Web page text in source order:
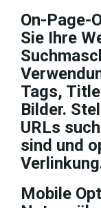
On-Page-
Sie Ihre
Tags,
Bilder.
URLs
sind und
Mobile